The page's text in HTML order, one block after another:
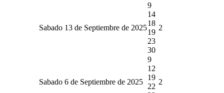
Sabado 13 de Septiembre de 2025
9
14
18
19
23
30
2
Sabado 6 de Septiembre de 2025
9
12
19
22
2